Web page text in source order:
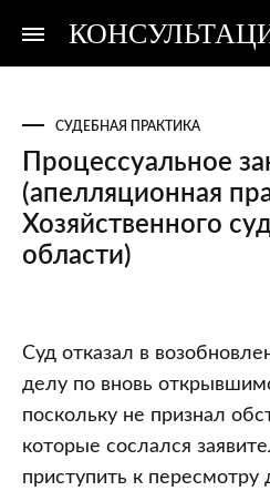
Консультация
Консультация
СУДЕБНАЯ ПРАКТИКА
Процессуальное
(апелляционная
Хозяйственного
области)
Процессуальное
законодательство
(апелляционная
практика
Хозяйственного
Суд отказал в
делу по вновь
поскольку не признал
которые сослался
приступить к пересмотру